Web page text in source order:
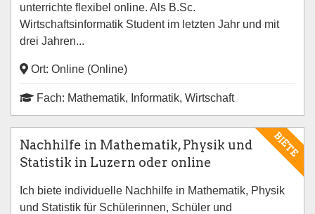
unterrichte flexibel online. Als B.Sc.
Wirtschaftsinformatik Student im letzten Jahr und mit
drei Jahren...
Ort: Online (Online)
Fach: Mathematik, Informatik, Wirtschaft
BIETE
Nachhilfe in Mathematik, Physik und
Statistik in Luzern oder online
Ich biete individuelle Nachhilfe in Mathematik, Physik
und Statistik für Schülerinnen, Schüler und